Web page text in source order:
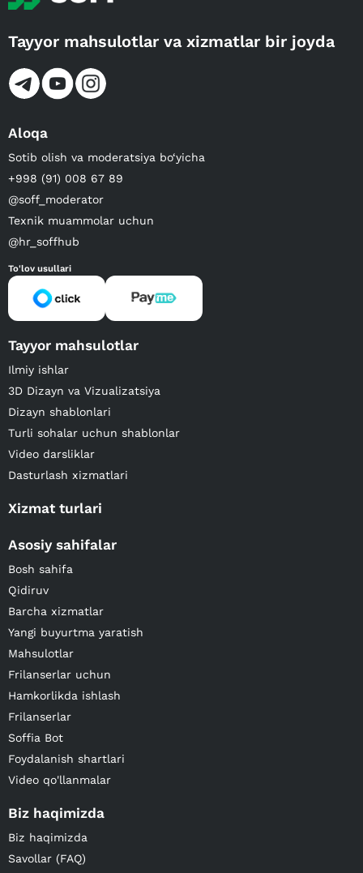
Tayyor mahsulotlar va xizmatlar bir joyda
Aloqa
Sotib olish va moderatsiya bo‘yicha
+998 (91) 008 67 89
@soff_moderator
Texnik muammolar uchun
@hr_soffhub
To'lov usullari
Tayyor mahsulotlar
Ilmiy ishlar
3D Dizayn va Vizualizatsiya
Dizayn shablonlari
Turli sohalar uchun shablonlar
Video darsliklar
Dasturlash xizmatlari
Xizmat turlari
Asosiy sahifalar
Bosh sahifa
Qidiruv
Barcha xizmatlar
Yangi buyurtma yaratish
Mahsulotlar
Frilanserlar uchun
Hamkorlikda ishlash
Frilanserlar
Soffia Bot
Foydalanish shartlari
Video qo'llanmalar
Biz haqimizda
Biz haqimizda
Savollar (FAQ)